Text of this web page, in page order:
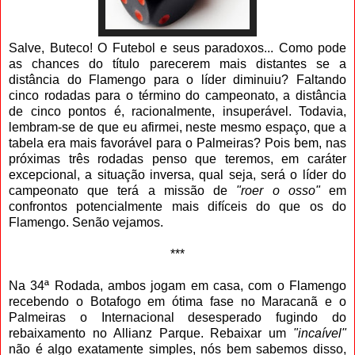
Salve, Buteco! O Futebol e seus paradoxos... Como pode
as chances do título parecerem mais distantes se a
distância do Flamengo para o líder diminuiu? Faltando
cinco rodadas para o término do campeonato, a distância
de cinco pontos é, racionalmente, insuperável. Todavia,
lembram-se de que eu afirmei, neste mesmo espaço, que a
tabela era mais favorável para o Palmeiras? Pois bem, nas
próximas três rodadas penso que teremos, em caráter
excepcional, a situação inversa, qual seja, será o líder do
campeonato que terá a missão de "roer o osso"em
confrontos potencialmente mais difíceis do que os do
Flamengo. Senão vejamos.
***
Na 34ª Rodada, ambos jogam em casa, com o Flamengo
recebendo o Botafogo em ótima fase no Maracanã e o
Palmeiras o Internacional desesperado fugindo do
rebaixamento no Allianz Parque. Rebaixar um "incaível"
não é algo exatamente simples, nós bem sabemos disso,